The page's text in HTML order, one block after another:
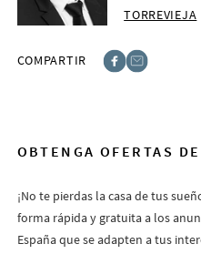
TORREVIEJA
COMPARTIR
OBTENGA OFERTAS
¡No te pierdas la casa de tus
forma rápida y gratuita a los
España que se adapten a tus